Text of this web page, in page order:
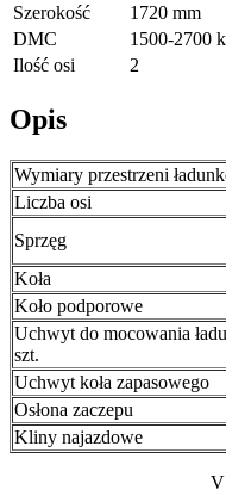
Szerokość
1720 mm
DMC
1500-2700
Ilość osi
2
Opis
Wymiary przestrzeni
Liczba osi
Sprzęg
Koła
Koło podporowe
Uchwyt do mocowania
szt.
Uchwyt koła zapasowego
Osłona zaczepu
Kliny najazdowe
V